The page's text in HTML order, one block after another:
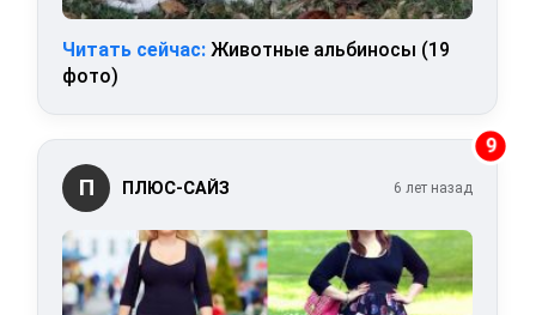
Читать сейчас: Животные альбиносы (19
фото)
9
П ПЛЮС-САЙЗ 6 лет назад